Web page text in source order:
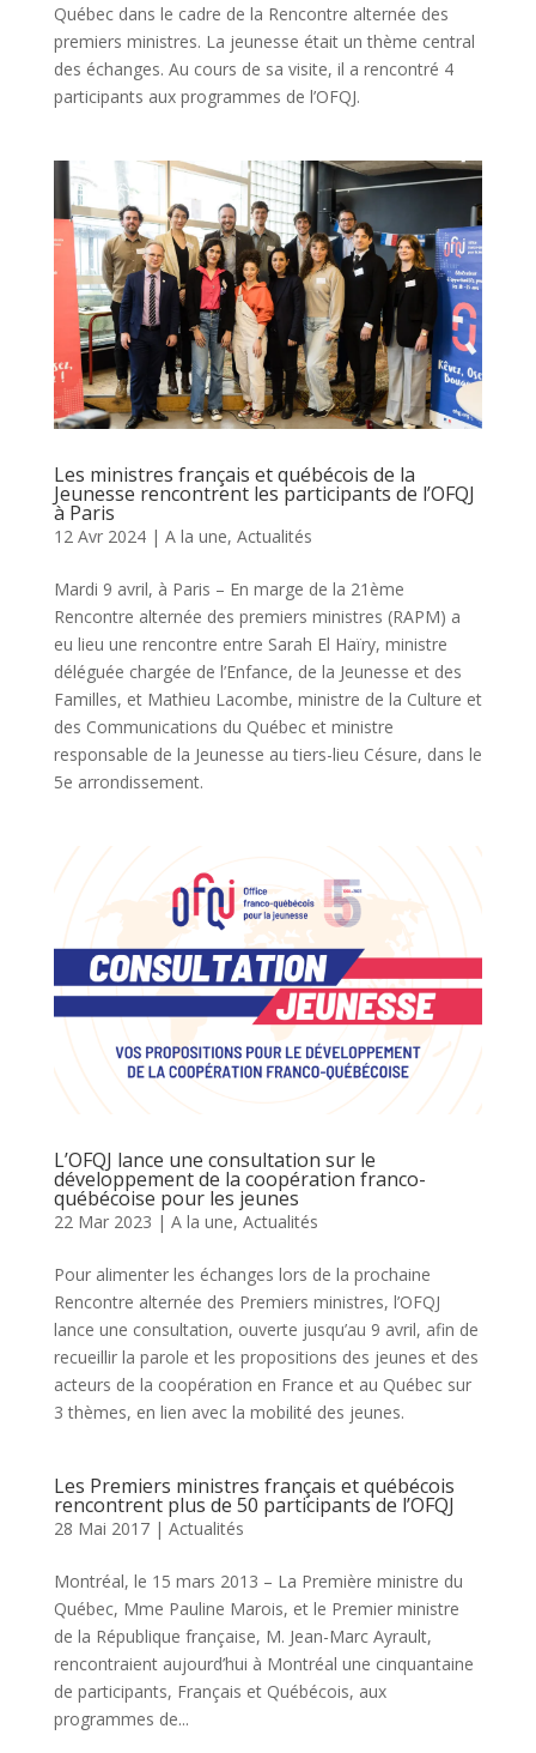
Québec dans le cadre de la Rencontre alternée des
premiers ministres. La jeunesse était un thème central
des échanges. Au cours de sa visite, il a rencontré 4
participants aux programmes de l’OFQJ.
Les ministres français et québécois de la
Jeunesse rencontrent les participants de l’OFQJ
à Paris
12 Avr 2024| A la une, Actualités
Mardi 9 avril, à Paris – En marge de la 21ème
Rencontre alternée des premiers ministres (RAPM) a
eu lieu une rencontre entre Sarah El Haïry, ministre
déléguée chargée de l’Enfance, de la Jeunesse et des
Familles, et Mathieu Lacombe, ministre de la Culture et
des Communications du Québec et ministre
responsable de la Jeunesse au tiers-lieu Césure, dans le
5e arrondissement.
L’OFQJ lance une consultation sur le
développement de la coopération franco-
québécoise pour les jeunes
22 Mar 2023 | A la une, Actualités
Pour alimenter les échanges lors de la prochaine
Rencontre alternée des Premiers ministres, l’OFQJ
lance une consultation, ouverte jusqu’au 9 avril, afin de
recueillir la parole et les propositions des jeunes et des
acteurs de la coopération en France et au Québec sur
3 thèmes, en lien avec la mobilité des jeunes.
Les Premiers ministres français et québécois
rencontrent plus de 50 participants de l’OFQJ
28 Mai 2017| Actualités
Montréal, le 15 mars 2013 – La Première ministre du
Québec, Mme Pauline Marois, et le Premier ministre
de la République française, M. Jean-Marc Ayrault,
rencontraient aujourd’hui à Montréal une cinquantaine
de participants, Français et Québécois, aux
programmes de...